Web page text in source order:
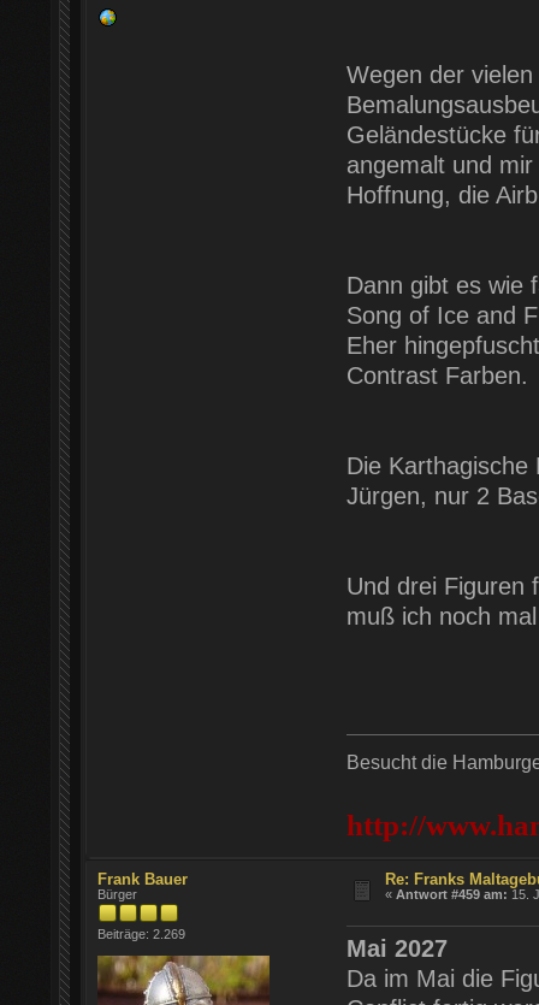
Wegen der
Geländestücke
angemalt und
Hoffnung, die
Dann gibt es wie
Song of Ice and
Eher
Contrast Farben.
Die Karthagische
Jürgen, nur 2
Und drei Figuren
muß ich noch
Besucht die
http://
Frank Bauer
Bürger
Beiträge: 2.269
Re: Franks
«Antwort #459 am: 15.
Mai 2027
Da im Mai die